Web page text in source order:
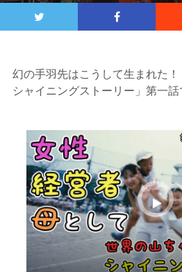
幻の手羽先はこうして生まれた
シャイニングストーリー」第一話